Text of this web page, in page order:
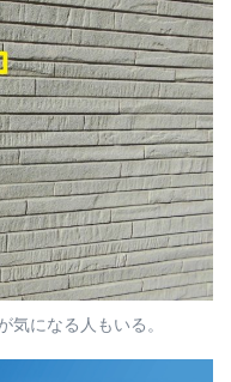
気になる人もいる。